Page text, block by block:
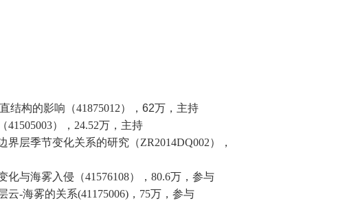
结构的影响 （41875012）， 62万，主持
41505003）， 24.52万，主持
界层季节变化关系的研究（ZR2014DQ002），
化与海雾入侵（41576108）， 80.6万，参与
云-海雾的关系(41175006) ， 75万，参与